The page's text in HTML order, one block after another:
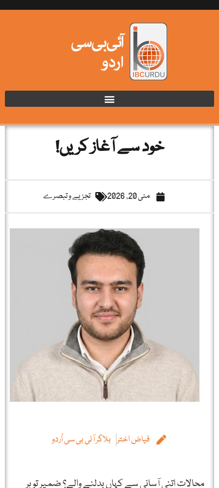
خود سے آغاز کریں!
مئی 20, 2026 تجزیے و تبصرے
فیاض اختر بلاگر آئی بی سی اُردو
محالات اتنی آسانی سے کہاں بدلنے والے؟ ضمیر تو ہر